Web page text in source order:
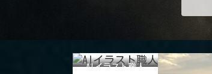
AIイラスト職人